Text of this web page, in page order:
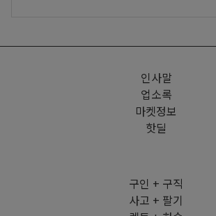
인사말
업소록
마켓정보
핫딜
구인 + 구직
사고 + 팔기